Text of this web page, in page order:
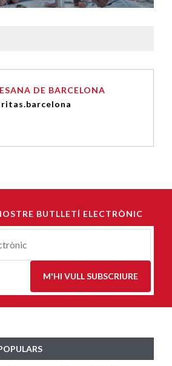
DE BARCELONA
BUTLLETÍ ELECTRÒNIC
M'HI VULL SUBSCRIURE